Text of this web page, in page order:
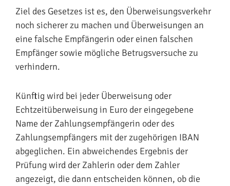
Ziel des Gesetzes ist es, den Überweisungsverkehr
noch sicherer zu machen und Überweisungen an
eine falsche Empfängerin oder einen falschen
Empfänger sowie mögliche Betrugsversuche zu
verhindern.
Künftig wird bei jeder Überweisung oder
Echtzeitüberweisung in Euro der eingegebene
Name der Zahlungsempfängerin oder des
Zahlungsempfängers mit der zugehörigen IBAN
abgeglichen. Ein abweichendes Ergebnis der
Prüfung wird der Zahlerin oder dem Zahler
angezeigt, die dann entscheiden können, ob die